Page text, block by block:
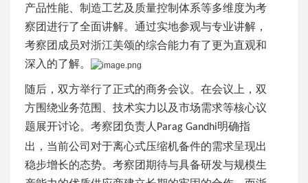
产品性能、制造工艺及质量控制体系等多维度为考
察团进行了全面讲解。通过实地参观与专业讲解，
考察团成员对浙江美颂的综合能力有了更为直观和
深入的了解。
随后，双方举行了正式的商务会议。在会议上，双
方围绕业务范围、技术实力以及市场需求等核心议
题展开讨论。考察团负责人 Parag Gandhi明确指
出，当前公司对于离心式压缩机备件的需求呈现出
稳步增长的态势。考察团期待与具备研发与规模生